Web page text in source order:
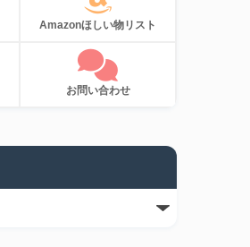
Amazonほしい物リスト
お問い合わせ